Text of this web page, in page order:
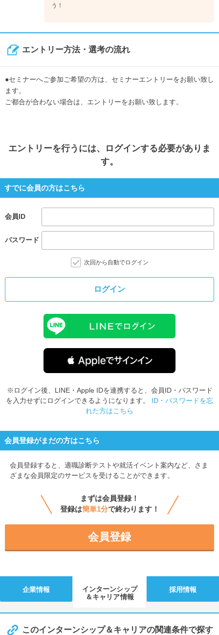
う！
エントリー方法・選考の流れ
●セミナーへご参加ご希望の方は、セミナーエントリーをお願い致し
ます。
ご都合が合わない場合は、エントリーをお願い致します。
エントリーを行うには、ログインする必要がありま
す。
すでに会員の方はこちら
会員ID
パスワード
次回から自動でログイン
ログイン
※ログイン後、LINE・Apple IDを連携すると、会員ID・パスワード
を入力せずにログインできるようになります。 ID・パスワードを忘
れた方はこちら
会員登録がまだの方はこちら
会員登録すると、 適職診断テストや就活イベント案内など、さま
ざまな会員限定のサービスを受けることができます。
まずは会員登録！
登録は簡単1分で終わります！
会員登録
企業情報
インターンシップ
＆キャリア情報
採用情報
このインターンシップ＆キャリアの関連条件で探す